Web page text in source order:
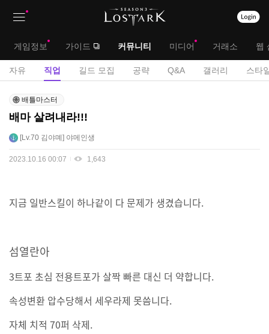
대
메
게임정보 가이드 커뮤니티 미디어 거래소 웹
서
자유 직업 길드 모집 공략 Q&A 갤러리 스타
직
업
게
시
배틀마스터
배마 살려내라!!!
Lv.70 김야몌 야메인생
2023.10.16 00:07 1,643
지금 일반스킬이 하나같이 다 문제가 생겼습니다.
섬열란아
3트포 초심 전용트포가 살짝 빠른 대신 더 약합니다.
속성변환 압수당해서 세우라제 못씀니다.
자체 치적 70퍼 삭제.